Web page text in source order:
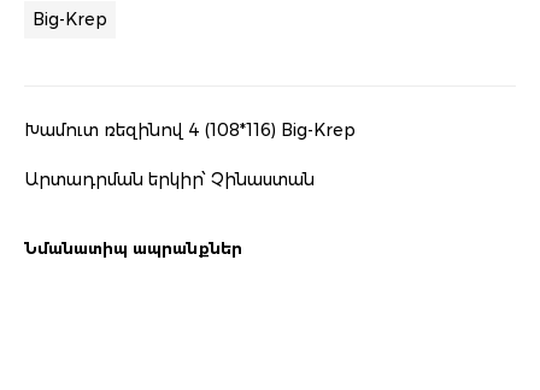
Big-Krep
Խամուտ ռեզինով 4 (108*116) Big-Krep
Արտադրման երկիր՝ Չինաստան
Նմանատիպ ապրանքներ